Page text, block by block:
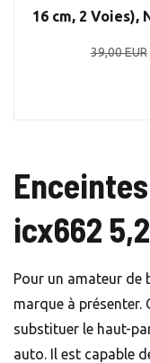
16 cm, 2 Voies),
39,00 EUR
icx662
Pour un amateur de
marque à présenter.
substituer le haut-
auto. Il est capable